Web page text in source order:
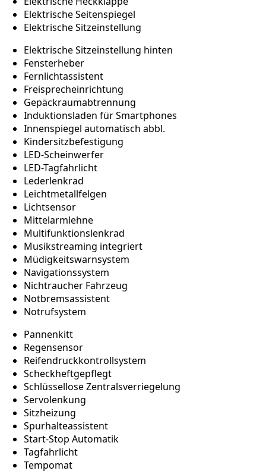
Elektrische Seitenspiegel
Elektrische Sitzeinstellung
Elektrische Sitzeinstellung hinten
Fensterheber
Fernlichtassistent
Freisprecheinrichtung
Gepäckraumabtrennung
Induktionsladen für Smartphones
Innenspiegel automatisch abbl.
Kindersitzbefestigung
LED-Scheinwerfer
LED-Tagfahrlicht
Lederlenkrad
Leichtmetallfelgen
Lichtsensor
Mittelarmlehne
Multifunktionslenkrad
Musikstreaming integriert
Müdigkeitswarnsystem
Navigationssystem
Nichtraucher Fahrzeug
Notbremsassistent
Notrufsystem
Pannenkitt
Regensensor
Reifendruckkontrollsystem
Scheckheftgepflegt
Schlüssellose Zentralsverriegelung
Servolenkung
Sitzheizung
Spurhalteassistent
Start-Stop Automatik
Tagfahrlicht
Tempomat